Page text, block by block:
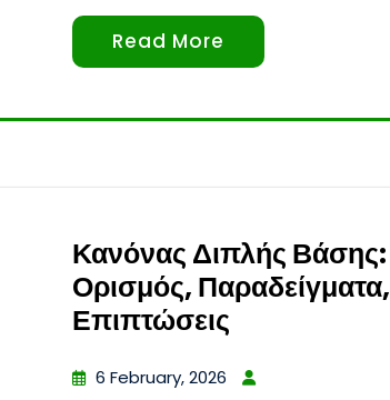
Read More
Κανόνας Διπλής Βάσης:
Ορισμός, Παραδείγματα,
Επιπτώσεις
6 February, 2026